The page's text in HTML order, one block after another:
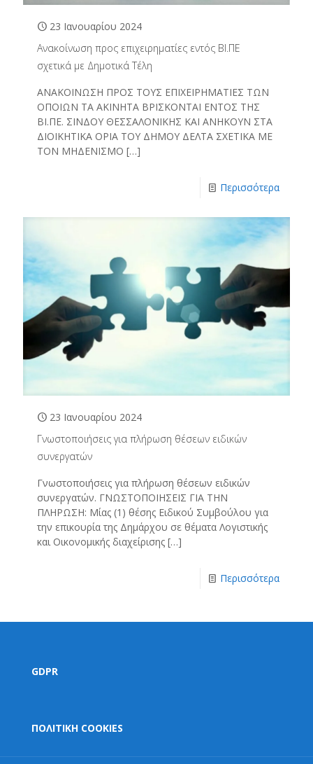
23 Ιανουαρίου 2024
Ανακοίνωση προς επιχειρηματίες εντός ΒΙ.ΠΕ
σχετικά με Δημοτικά Τέλη
ΑΝΑΚΟΙΝΩΣΗ ΠΡΟΣ ΤΟΥΣ ΕΠΙΧΕΙΡΗΜΑΤΙΕΣ ΤΩΝ
ΟΠΟΙΩΝ ΤΑ ΑΚΙΝΗΤΑ ΒΡΙΣΚΟΝΤΑΙ ΕΝΤΟΣ ΤΗΣ
ΒΙ.ΠΕ. ΣΙΝΔΟΥ ΘΕΣΣΑΛΟΝΙΚΗΣ ΚΑΙ ΑΝΗΚΟΥΝ ΣΤΑ
ΔΙΟΙΚΗΤΙΚΑ ΟΡΙΑ ΤΟΥ ΔΗΜΟΥ ΔΕΛΤΑ ΣΧΕΤΙΚΑ ΜΕ
ΤΟΝ ΜΗΔΕΝΙΣΜΟ […]
Περισσότερα
23 Ιανουαρίου 2024
Γνωστοποιήσεις για πλήρωση θέσεων ειδικών
συνεργατών
Γνωστοποιήσεις για πλήρωση θέσεων ειδικών
συνεργατών. ΓΝΩΣΤΟΠΟΙΗΣΕΙΣ ΓΙΑ ΤΗΝ
ΠΛΗΡΩΣΗ: Μίας (1) θέσης Ειδικού Συμβούλου για
την επικουρία της Δημάρχου σε θέματα Λογιστικής
και Οικονομικής διαχείρισης […]
Περισσότερα
GDPR
ΠΟΛΙΤΙΚΗ COOKIES